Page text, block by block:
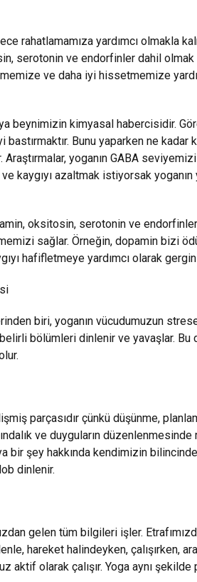
rahatlamamıza yardımcı olmakla
serotonin ve endorfinler dahil
ve daha iyi hissetmemize
beynimizin kimyasal habercisidir.
Bunu yaparken ne
yoganın GABA seviyemizi
kaygıyı azaltmak istiyorsak
oksitosin, serotonin ve
sağlar. Örneğin, dopamin bizi
hafifletmeye yardımcı olarak
biri, yoganın vücudumuzun
bölümleri dinlenir ve yavaşlar.
parçasıdır çünkü düşünme,
ve duyguların
bir şey hakkında kendimizin
dinlenir.
gelen tüm bilgileri işler.
hareket halindeyken, çalışırken,
aktif olarak çalışır. Yoga aynı şekilde